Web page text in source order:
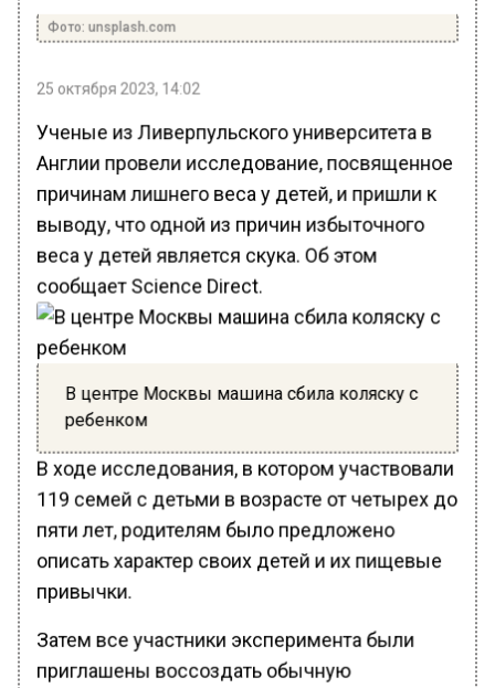
Фото: unsplash.com
25 октября 2023, 14:02
Ученые из Ливерпульского университета в
Англии провели исследование, посвященное
причинам лишнего веса у детей, и пришли к
выводу, что одной из причин избыточного
веса у детей является скука. Об этом
сообщает Science Direct.
В центре Москвы машина сбила коляску с
ребенком
В ходе исследования, в котором участвовали
119 семей с детьми в возрасте от четырех до
пяти лет, родителям было предложено
описать характер своих детей и их пищевые
привычки.
Затем все участники эксперимента были
приглашены воссоздать обычную